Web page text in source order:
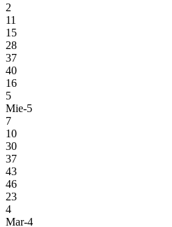
2
11
15
28
37
40
16
5
Mie-5
7
10
30
37
43
46
23
4
Mar-4